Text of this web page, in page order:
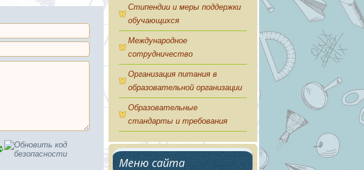
Стипендии и меры поддержки
обучающихся
Международное
сотрудничество
Организация питания в
образовательной организации
Образовательные
стандарты и требования
Меню сайта